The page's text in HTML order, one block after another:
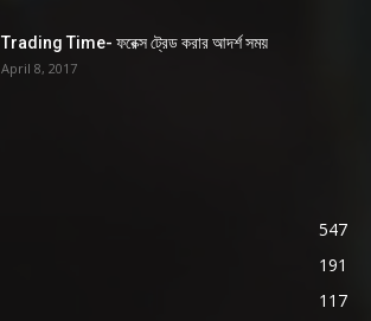
Trading Time- ফরেক্স ট্রেড করার আদর্শ সময়
April 8, 2017
547
191
117